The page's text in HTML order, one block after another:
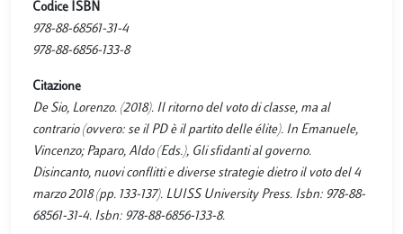
Codice ISBN
978-88-68561-31-4
978-88-6856-133-8
Citazione
De Sio, Lorenzo. (2018). Il ritorno del voto di classe, ma al
contrario (ovvero: se il PD è il partito delle élite). In Emanuele,
Vincenzo; Paparo, Aldo (Eds.), Gli sfidanti al governo.
Disincanto, nuovi conflitti e diverse strategie dietro il voto del 4
marzo 2018 (pp. 133-137). LUISS University Press. Isbn: 978-88-
68561-31-4. Isbn: 978-88-6856-133-8.